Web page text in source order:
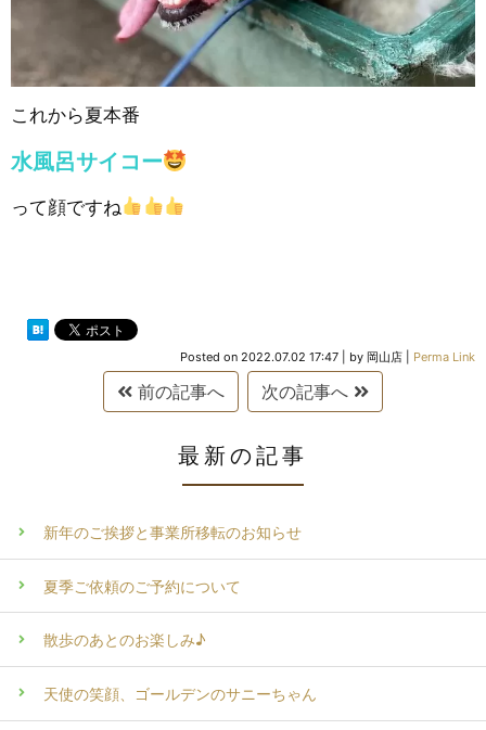
これから夏本番
水風呂サイコー
って顔ですね
Posted on 2022.07.02 17:47 by 岡山店 Perma Link
前の記事へ 次の記事へ
最新の記事
新年のご挨拶と事業所移転のお知らせ
夏季ご依頼のご予約について
散歩のあとのお楽しみ♪
天使の笑顔、ゴールデンのサニーちゃん